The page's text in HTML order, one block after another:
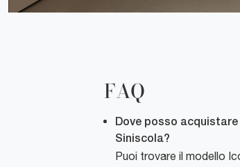
FAQ
Dove posso
Siniscola?
Puoi trovare il modello